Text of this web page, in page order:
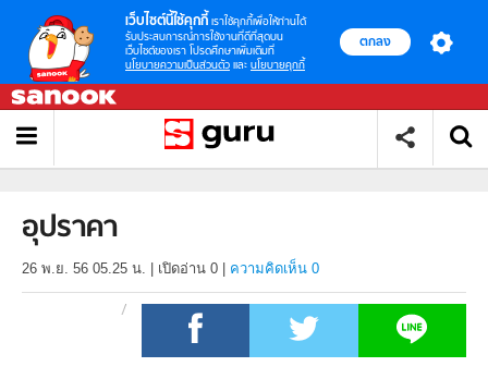
เว็บไซต์นี้ใช้คุกกี้ เราใช้คุกกี้เพื่อให้ท่านได้
รับประสบการณ์การใช้งานที่ดีที่สุดบน
เว็บไซต์ของเรา โปรดศึกษาเพิ่มเติมที่
นโยบายความเป็นส่วนตัว และ นโยบายคุกกี้
ตกลง
อุปราคา
26 พ.ย. 56 05.25 น. เปิดอ่าน 0 ความคิดเห็น 0